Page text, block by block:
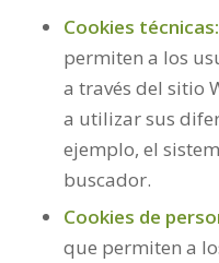
Cookies técnicas:
permiten a los
a través del sitio
a utilizar sus
ejemplo, el
buscador.
Cookies de
que permiten a